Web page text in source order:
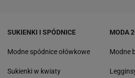
SUKIENKI I SPÓDNICE
Modne spódnice ołówkowe
Sukienki w kwiaty
MODA
Modne